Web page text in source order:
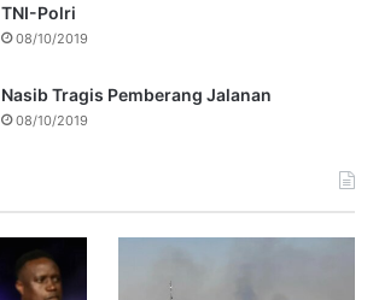
TNI-Polri
08/10/2019
Nasib Tragis Pemberang Jalanan
08/10/2019